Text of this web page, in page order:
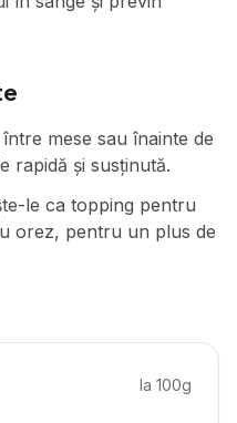
mese sau înainte de
rapidă și susținută.
le ca topping pentru
orez, pentru un plus de
la 100g